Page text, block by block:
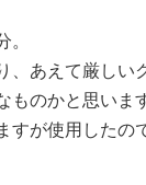
。
あえて厳しい
のかと思いま
が使用したの